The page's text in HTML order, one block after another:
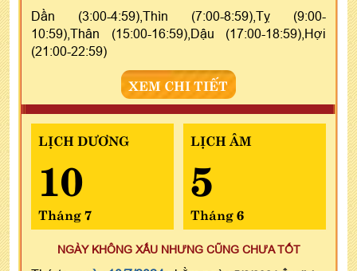
Dần (3:00-4:59),Thìn (7:00-8:59),Tỵ (9:00-
10:59),Thân (15:00-16:59),Dậu (17:00-18:59),Hợi
(21:00-22:59)
XEM CHI TIẾT
LỊCH DƯƠNG
10
Tháng 7
LỊCH ÂM
5
Tháng 6
NGÀY KHÔNG XẤU NHƯNG CŨNG CHƯA TỐT